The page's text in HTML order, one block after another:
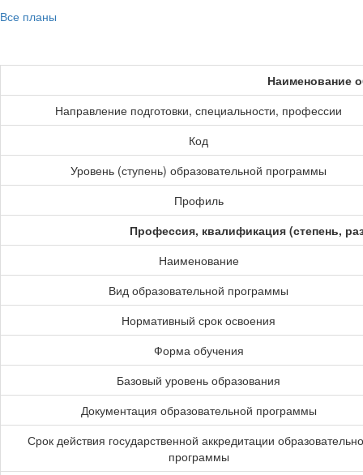
Все планы
Наименование
Направление подготовки, специальности, профессии
Код
Уровень (ступень) образовательной программы
Профиль
Профессия, квалификация (степень,
Наименование
Вид образовательной программы
Нормативный срок освоения
Форма обучения
Базовый уровень образования
Документация образовательной программы
Срок действия государственной аккредитации
программы